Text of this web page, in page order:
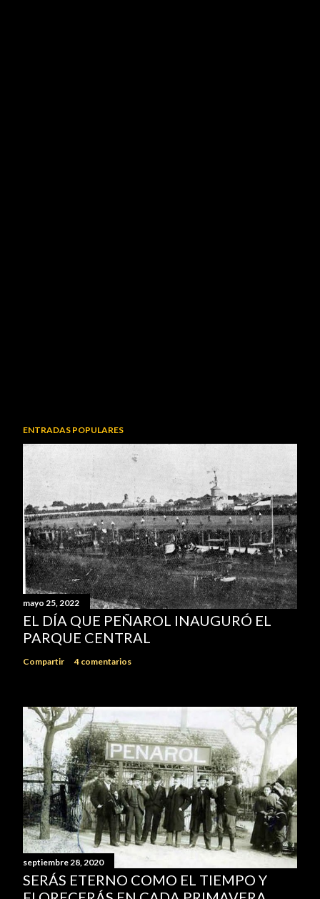
ENTRADAS POPULARES
mayo 25, 2022
EL DÍA QUE PEÑAROL INAUGURÓ EL
PARQUE CENTRAL
Compartir 4 comentarios
septiembre 28, 2020
SERÁS ETERNO COMO EL TIEMPO Y